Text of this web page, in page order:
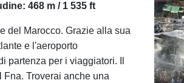
468 m / 1 535 ft
del Marocco. Grazie alla sua
e l'aeroporto
partenza per i viaggiatori. Il
Troverai anche una